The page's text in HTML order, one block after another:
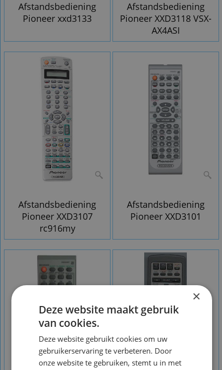
Afstandsbediening
Pioneer xxd3133
Afstandsbediening
Pioneer XXD3118 VSX-
AX4ASI
Afstandsbediening
Pioneer XXD3107
rc916my
Afstandsbediening
Pioneer XXD3101
×
Deze website maakt gebruik
van cookies.
Deze website gebruikt cookies om uw
gebruikerservaring te verbeteren. Door
onze website te gebruiken, stemt u in met